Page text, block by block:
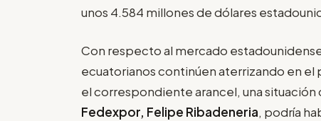
unos 4.584 millones de dólares
Con respecto al mercado
ecuatorianos continúen aterrizando en
el correspondiente arancel, una situación
Fedexpor, Felipe Ribadeneria, podría